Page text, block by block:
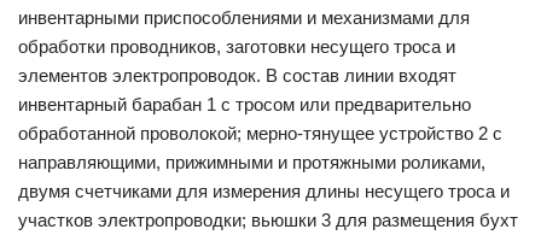
инвентарными приспособлениями и механизмами для
обработки проводников, заготовки несущего троса и
элементов электропроводок. В состав линии входят
инвентарный барабан 1 с тросом или предварительно
обработанной проволокой; мерно-тянущее устройство 2 с
направляющими, прижимными и протяжными роликами,
двумя счетчиками для измерения длины несущего троса и
участков электропроводки; вьюшки 3 для размещения бухт